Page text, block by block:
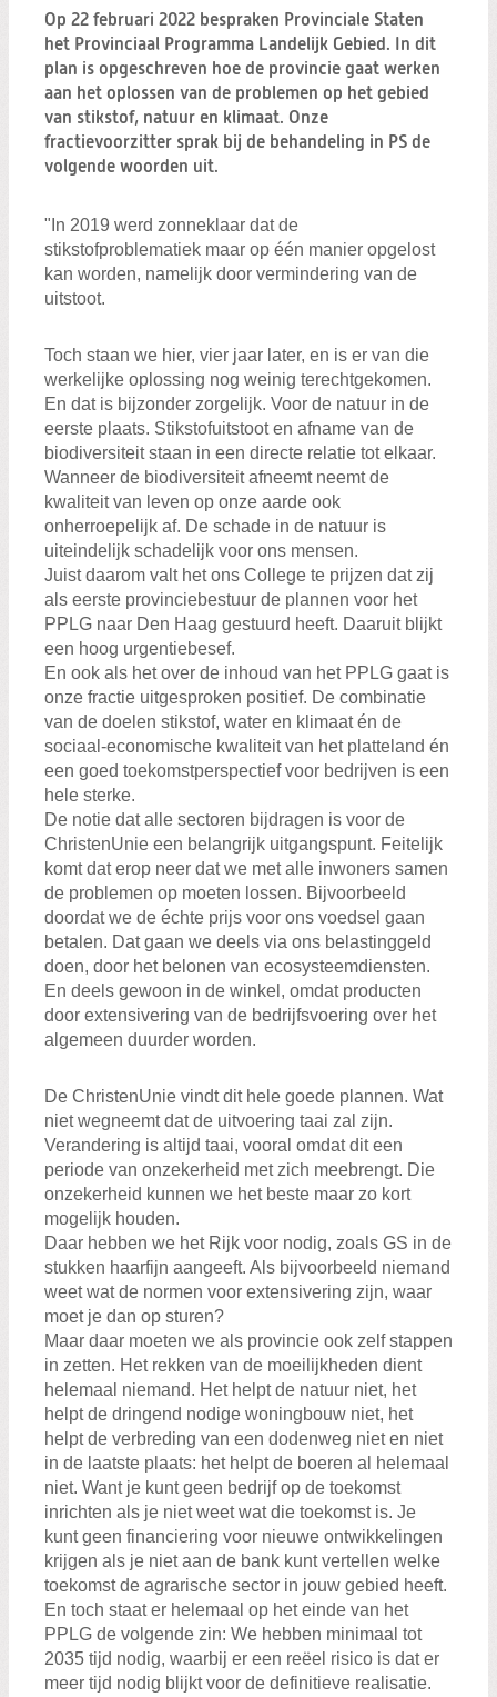
Op 22 februari 2022 bespraken Provinciale Staten
het Provinciaal Programma Landelijk Gebied. In dit
plan is opgeschreven hoe de provincie gaat werken
aan het oplossen van de problemen op het gebied
van stikstof, natuur en klimaat. Onze
fractievoorzitter sprak bij de behandeling in PS de
volgende woorden uit.
"In 2019 werd zonneklaar dat de
stikstofproblematiek maar op één manier opgelost
kan worden, namelijk door vermindering van de
uitstoot.
Toch staan we hier, vier jaar later, en is er van die
werkelijke oplossing nog weinig terechtgekomen.
En dat is bijzonder zorgelijk. Voor de natuur in de
eerste plaats. Stikstofuitstoot en afname van de
biodiversiteit staan in een directe relatie tot elkaar.
Wanneer de biodiversiteit afneemt neemt de
kwaliteit van leven op onze aarde ook
onherroepelijk af. De schade in de natuur is
uiteindelijk schadelijk voor ons mensen.
Juist daarom valt het ons College te prijzen dat zij
als eerste provinciebestuur de plannen voor het
PPLG naar Den Haag gestuurd heeft. Daaruit blijkt
een hoog urgentiebesef.
En ook als het over de inhoud van het PPLG gaat is
onze fractie uitgesproken positief. De combinatie
van de doelen stikstof, water en klimaat én de
sociaal-economische kwaliteit van het platteland én
een goed toekomstperspectief voor bedrijven is een
hele sterke.
De notie dat alle sectoren bijdragen is voor de
ChristenUnie een belangrijk uitgangspunt. Feitelijk
komt dat erop neer dat we met alle inwoners samen
de problemen op moeten lossen. Bijvoorbeeld
doordat we de échte prijs voor ons voedsel gaan
betalen. Dat gaan we deels via ons belastinggeld
doen, door het belonen van ecosysteemdiensten.
En deels gewoon in de winkel, omdat producten
door extensivering van de bedrijfsvoering over het
algemeen duurder worden.
De ChristenUnie vindt dit hele goede plannen. Wat
niet wegneemt dat de uitvoering taai zal zijn.
Verandering is altijd taai, vooral omdat dit een
periode van onzekerheid met zich meebrengt. Die
onzekerheid kunnen we het beste maar zo kort
mogelijk houden.
Daar hebben we het Rijk voor nodig, zoals GS in de
stukken haarfijn aangeeft. Als bijvoorbeeld niemand
weet wat de normen voor extensivering zijn, waar
moet je dan op sturen?
Maar daar moeten we als provincie ook zelf stappen
in zetten. Het rekken van de moeilijkheden dient
helemaal niemand. Het helpt de natuur niet, het
helpt de dringend nodige woningbouw niet, het
helpt de verbreding van een dodenweg niet en niet
in de laatste plaats: het helpt de boeren al helemaal
niet. Want je kunt geen bedrijf op de toekomst
inrichten als je niet weet wat die toekomst is. Je
kunt geen financiering voor nieuwe ontwikkelingen
krijgen als je niet aan de bank kunt vertellen welke
toekomst de agrarische sector in jouw gebied heeft.
En toch staat er helemaal op het einde van het
PPLG de volgende zin: We hebben minimaal tot
2035 tijd nodig, waarbij er een reëel risico is dat er
meer tijd nodig blijkt voor de definitieve realisatie.